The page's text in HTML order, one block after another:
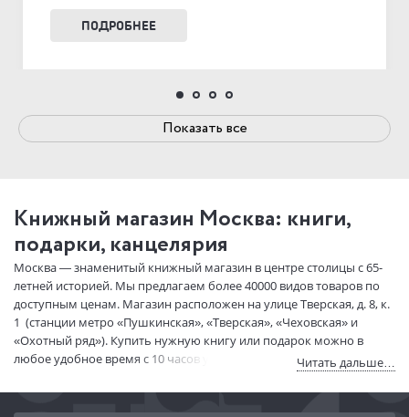
ПОДРОБНЕЕ
Показать все
Книжный магазин Москва: книги,
подарки, канцелярия
Москва — знаменитый книжный магазин в центре столицы с 65-
летней историей. Мы предлагаем более 40000 видов товаров по
доступным ценам. Магазин расположен на улице Тверская, д. 8, к.
1 (станции метро «Пушкинская», «Тверская», «Чеховская» и
«Охотный ряд»). Купить нужную книгу или подарок можно в
любое удобное время с 10 часов утра до 22 часов вечера.
У нас широкая система скидок: накопительные, дисконтные
Читать дальше…